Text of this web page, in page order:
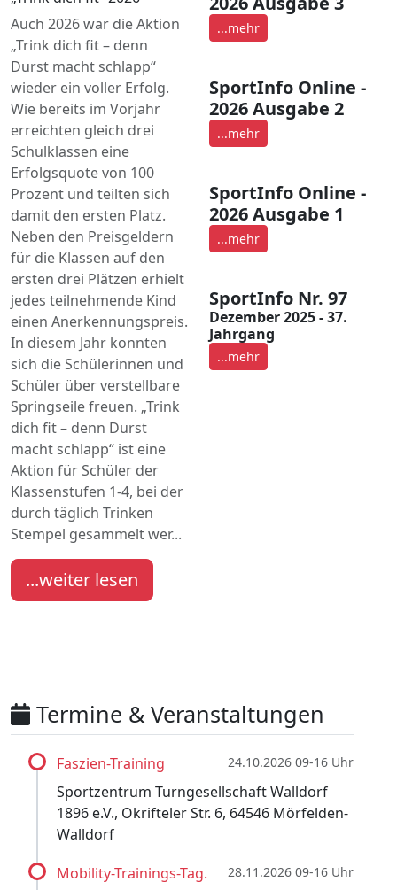
Auch 2026 war die Aktion
„Trink dich fit – denn
Durst macht schlapp“
wieder ein voller Erfolg.
Wie bereits im Vorjahr
erreichten gleich drei
Schulklassen eine
Erfolgsquote von 100
Prozent und teilten sich
damit den ersten Platz.
Neben den Preisgeldern
für die Klassen auf den
ersten drei Plätzen erhielt
jedes teilnehmende Kind
einen Anerkennungspreis.
In diesem Jahr konnten
sich die Schülerinnen und
Schüler über verstellbare
Springseile freuen. „Trink
dich fit – denn Durst
macht schlapp“ ist eine
Aktion für Schüler der
Klassenstufen 1-4, bei der
durch täglich Trinken
Stempel gesammelt wer...
...weiter lesen
...mehr
SportInfo Online -
2026 Ausgabe 2
...mehr
SportInfo Online -
2026 Ausgabe 1
...mehr
SportInfo Nr. 97
Dezember 2025 - 37.
Jahrgang
...mehr
Termine & Veranstaltungen
Faszien-Training 24.10.2026 09-16 Uhr
Sportzentrum Turngesellschaft Walldorf
1896 e.V., Okrifteler Str. 6, 64546 Mörfelden-
Walldorf
Mobility-Trainings-Tag.
28.11.2026 09-16 Uhr